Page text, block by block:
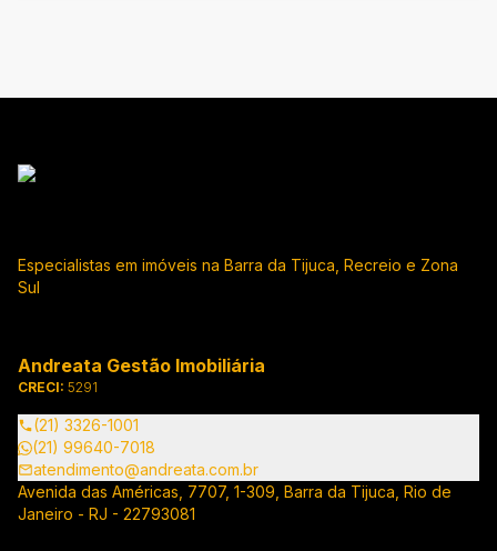
Especialistas em imóveis na Barra da Tijuca, Recreio e Zona
Sul
Andreata Gestão Imobiliária
CRECI: 5291
(21) 3326-1001
(21) 99640-7018
atendimento@andreata.com.br
Avenida das Américas, 7707, 1-309, Barra da Tijuca, Rio de
Janeiro - RJ - 22793081